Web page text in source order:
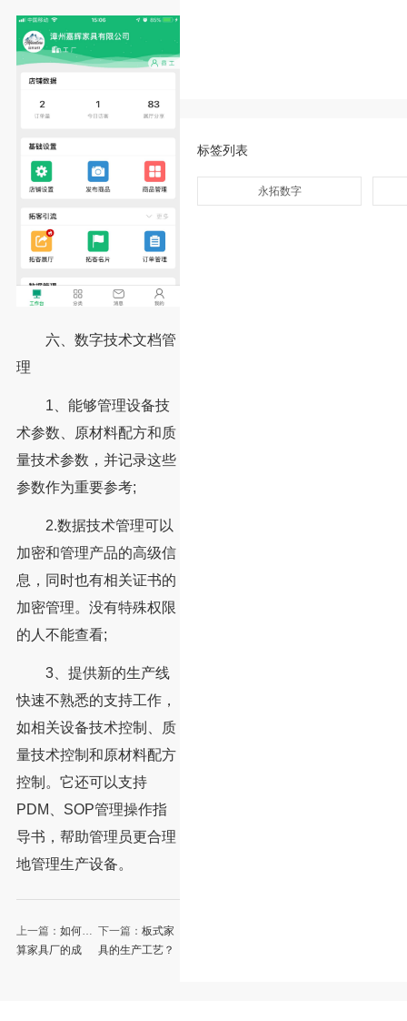
六、数字技术文档管
理
1、能够管理设备技
术参数、原材料配方和质
量技术参数，并记录这些
参数作为重要参考;
2.数据技术管理可以
加密和管理产品的高级信
息，同时也有相关证书的
加密管理。没有特殊权限
的人不能查看;
3、提供新的生产线
快速不熟悉的支持工作，
如相关设备技术控制、质
量技术控制和原材料配方
控制。它还可以支持
PDM、SOP管理操作指
导书，帮助管理员更合理
地管理生产设备。
上一篇： 如何计
算家具厂的成
下一篇： 板式家
具的生产工艺？
标签列表
永拓数字